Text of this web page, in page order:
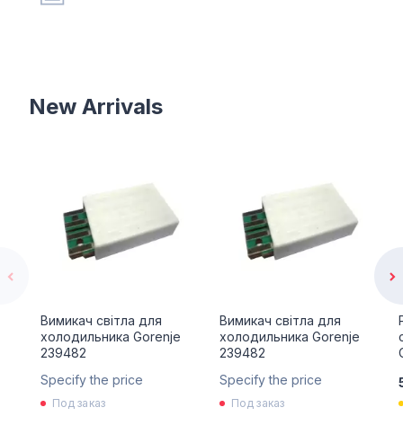
New Arrivals
Вимикач світла для
холодильника Gorenje
239482
Specify the price
Под заказ
Вимикач світла для
холодильника Gorenje
239482
Specify the price
Под заказ